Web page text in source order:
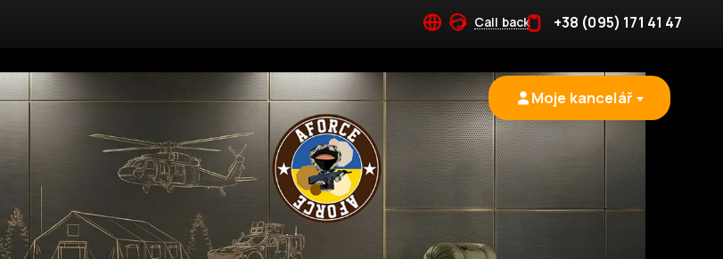
Call back +38 (095) 171 41 47
Moje kancelář